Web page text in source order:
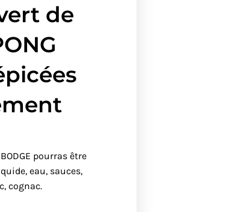
de
pourras être
eau, sauces,
cognac.